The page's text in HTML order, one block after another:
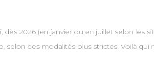
2026 (en janvier ou en juillet selon les
selon des modalités plus strictes. Voilà qui